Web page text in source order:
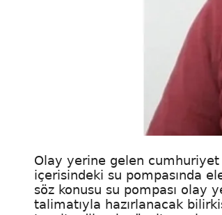
Olay yerine gelen cumhuriyet
içerisindeki su pompasında
söz konusu su pompası olay
talimatıyla hazırlanacak